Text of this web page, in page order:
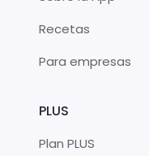
Recetas
Para empresas
PLUS
Plan PLUS